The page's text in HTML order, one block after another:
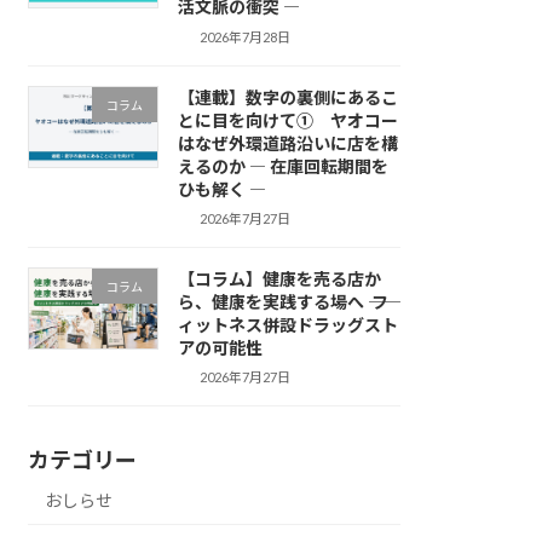
活文脈の衝突 ―
2026年7月28日
コラム
【連載】数字の裏側にあるこ
とに目を向けて① ヤオコー
はなぜ外環道路沿いに店を構
えるのか ― 在庫回転期間を
ひも解く ―
2026年7月27日
コラム
【コラム】健康を売る店か
ら、健康を実践する場へ ―― フ
ィットネス併設ドラッグスト
アの可能性
2026年7月27日
カテゴリー
おしらせ